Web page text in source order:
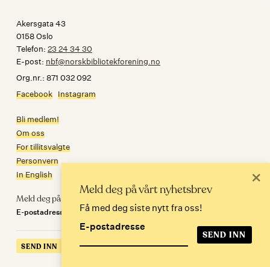
Akersgata 43
0158 Oslo
Telefon: 23 24 34 30
E-post: nbf@norskbibliotekforening.no
Org.nr.: 871 032 092
Facebook Instagram
Bli medlem!
Om oss
For tillitsvalgte
Personvern
In English
Meld deg på nyhetsbrev
E-postadresse
Meld deg på vårt nyhetsbrev
Få med deg siste nytt fra oss!
E-postadresse
×